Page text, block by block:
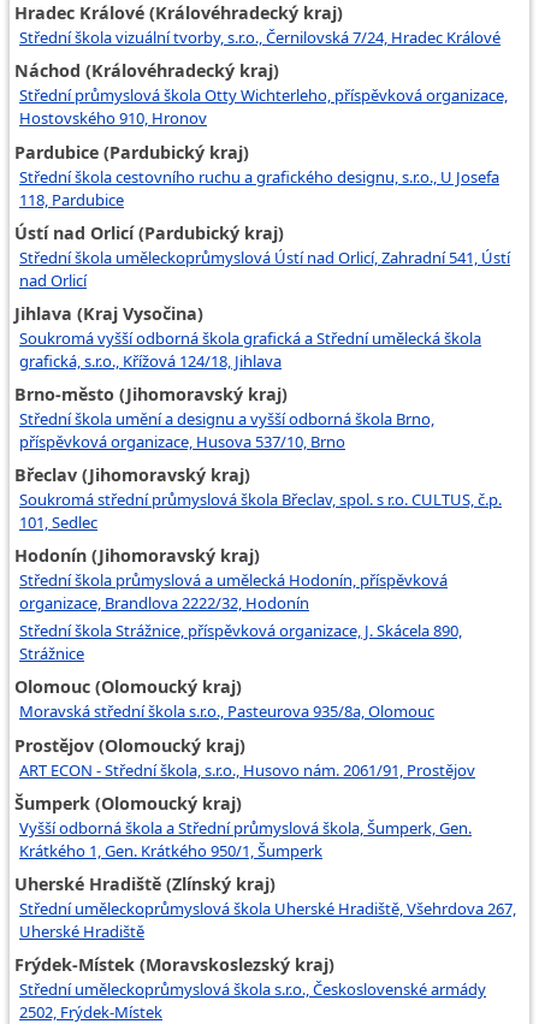
Hradec Králové (Královéhradecký kraj)
Střední škola vizuální tvorby, s.r.o., Černilovská 7/24, Hradec Králové
Náchod (Královéhradecký kraj)
Střední průmyslová škola Otty Wichterleho, příspěvková organizace,
Hostovského 910, Hronov
Pardubice (Pardubický kraj)
Střední škola cestovního ruchu a grafického designu, s.r.o., U Josefa
118, Pardubice
Ústí nad Orlicí (Pardubický kraj)
Střední škola uměleckoprůmyslová Ústí nad Orlicí, Zahradní 541, Ústí
nad Orlicí
Jihlava (Kraj Vysočina)
Soukromá vyšší odborná škola grafická a Střední umělecká škola
grafická, s.r.o., Křížová 124/18, Jihlava
Brno-město (Jihomoravský kraj)
Střední škola umění a designu a vyšší odborná škola Brno,
příspěvková organizace, Husova 537/10, Brno
Břeclav (Jihomoravský kraj)
Soukromá střední průmyslová škola Břeclav, spol. s r.o. CULTUS, č.p.
101, Sedlec
Hodonín (Jihomoravský kraj)
Střední škola průmyslová a umělecká Hodonín, příspěvková
organizace, Brandlova 2222/32, Hodonín
Střední škola Strážnice, příspěvková organizace, J. Skácela 890,
Strážnice
Olomouc (Olomoucký kraj)
Moravská střední škola s.r.o., Pasteurova 935/8a, Olomouc
Prostějov (Olomoucký kraj)
ART ECON - Střední škola, s.r.o., Husovo nám. 2061/91, Prostějov
Šumperk (Olomoucký kraj)
Vyšší odborná škola a Střední průmyslová škola, Šumperk, Gen.
Krátkého 1, Gen. Krátkého 950/1, Šumperk
Uherské Hradiště (Zlínský kraj)
Střední uměleckoprůmyslová škola Uherské Hradiště, Všehrdova 267,
Uherské Hradiště
Frýdek-Místek (Moravskoslezský kraj)
Střední uměleckoprůmyslová škola s.r.o., Československé armády
2502, Frýdek-Místek